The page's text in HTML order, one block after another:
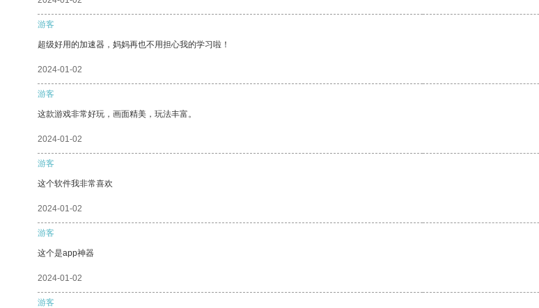
游客
超级好用的加速器，妈妈再也不用担心我的学习啦！
2024-01-02
游客
这款游戏非常好玩，画面精美，玩法丰富。
2024-01-02
游客
这个软件我非常喜欢
2024-01-02
游客
这个是app神器
2024-01-02
游客